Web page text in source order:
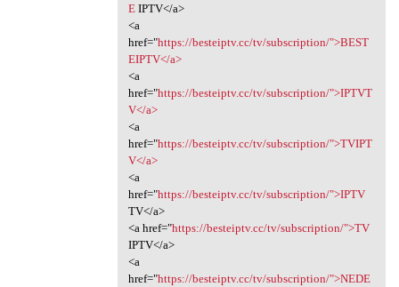
EIPTV</a>
<a
href="https://besteiptv.cc/tv/subscription/">BEST
EIPTV</a>
<a
href="https://besteiptv.cc/tv/subscription/">IPTVT
V</a>
<a
href="https://besteiptv.cc/tv/subscription/">TVIPT
V</a>
<a
href="https://besteiptv.cc/tv/subscription/">IPTV
TV</a>
<a href="https://besteiptv.cc/tv/subscription/">TV
IPTV</a>
<a
href="https://besteiptv.cc/tv/subscription/">NEDE